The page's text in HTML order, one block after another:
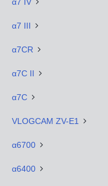
α7 III
α7CR
α7C II
α7C
VLOGCAM ZV-E1
α6700
α6400